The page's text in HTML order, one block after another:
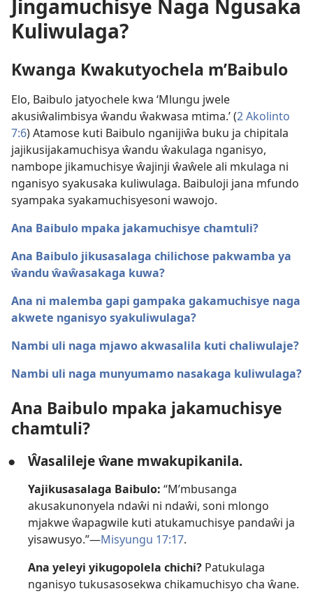
Jingamuchisye Naga Ngusaka
Kuliwulaga?
Kwanga Kwakutyochela m’Baibulo
Elo, Baibulo jatyochele kwa ‘Mlungu jwele
akusiŵalimbisya ŵandu ŵakwasa mtima.’ (2 Akolinto
7:6) Atamose kuti Baibulo nganijiŵa buku ja chipitala
jajikusijakamuchisya ŵandu ŵakulaga nganisyo,
nambope jikamuchisye ŵajinji ŵaŵele ali mkulaga ni
nganisyo syakusaka kuliwulaga. Baibuloji jana mfundo
syampaka syakamuchisyesoni wawojo.
Ana Baibulo mpaka jakamuchisye chamtuli?
Ana Baibulo jikusasalaga chilichose pakwamba ya
ŵandu ŵaŵasakaga kuwa?
Ana ni malemba gapi gampaka gakamuchisye naga
akwete nganisyo syakuliwulaga?
Nambi uli naga mjawo akwasalila kuti chaliwulaje?
Nambi uli naga munyumamo nasakaga kuliwulaga?
Ana Baibulo mpaka jakamuchisye
chamtuli?
● Ŵasalileje ŵane mwakupikanila.
Yajikusasalaga Baibulo: “M’mbusanga
akusakunonyela ndaŵi ni ndaŵi, soni mlongo
mjakwe ŵapagwile kuti atukamuchisye pandaŵi ja
yisawusyo.”—Misyungu 17:17.
Ana yeleyi yikugopolela chichi? Patukulaga
nganisyo tukusasosekwa chikamuchisyo cha ŵane.